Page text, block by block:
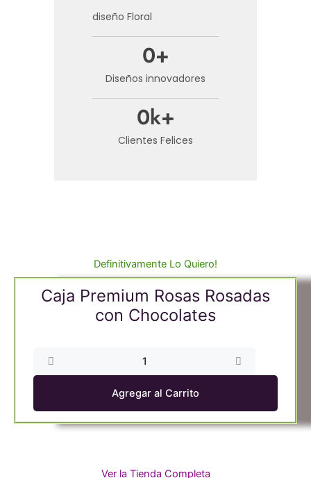
diseño Floral
Diseños innovadores
0+
Clientes Felices
0k+
Definitivamente Lo Quiero!
Caja Premium Rosas Rosadas
con Chocolates
con
Agregar al Carrito
Ver la Tienda Completa